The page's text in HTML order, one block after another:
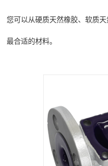
您可以从硬质天然橡胶、软质
最合适的材料。